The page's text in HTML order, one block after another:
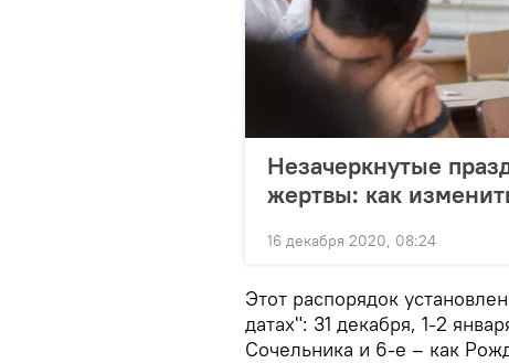
Незачеркнутые
жертвы: как
16 декабря 2020, 08:24
Этот распорядок
датах": 31 декабря, 1-2
Сочельника и 6-е – как